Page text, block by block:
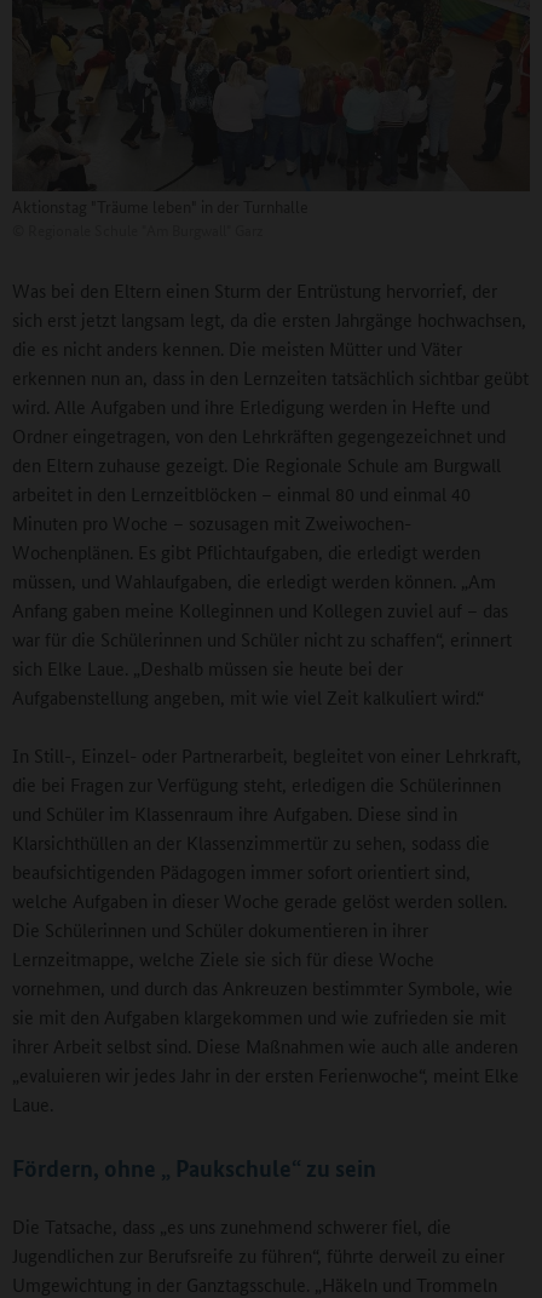
Was bei den Eltern einen Sturm der Entrüstung hervorrief, der
sich erst jetzt langsam legt, da die ersten Jahrgänge hochwachsen,
die es nicht anders kennen. Die meisten Mütter und Väter
erkennen nun an, dass in den Lernzeiten tatsächlich sichtbar geübt
wird. Alle Aufgaben und ihre Erledigung werden in Hefte und
Ordner eingetragen, von den Lehrkräften gegengezeichnet und
den Eltern zuhause gezeigt. Die Regionale Schule am Burgwall
arbeitet in den Lernzeitblöcken – einmal 80 und einmal 40
Minuten pro Woche – sozusagen mit Zweiwochen-
Wochenplänen. Es gibt Pflichtaufgaben, die erledigt werden
müssen, und Wahlaufgaben, die erledigt werden können. „Am
Anfang gaben meine Kolleginnen und Kollegen zuviel auf – das
war für die Schülerinnen und Schüler nicht zu schaffen“, erinnert
sich Elke Laue. „Deshalb müssen sie heute bei der
Aufgabenstellung angeben, mit wie viel Zeit kalkuliert wird.“
In Still-, Einzel- oder Partnerarbeit, begleitet von einer Lehrkraft,
die bei Fragen zur Verfügung steht, erledigen die Schülerinnen
und Schüler im Klassenraum ihre Aufgaben. Diese sind in
Klarsichthüllen an der Klassenzimmertür zu sehen, sodass die
beaufsichtigenden Pädagogen immer sofort orientiert sind,
welche Aufgaben in dieser Woche gerade gelöst werden sollen.
Die Schülerinnen und Schüler dokumentieren in ihrer
Lernzeitmappe, welche Ziele sie sich für diese Woche
vornehmen, und durch das Ankreuzen bestimmter Symbole, wie
sie mit den Aufgaben klargekommen und wie zufrieden sie mit
ihrer Arbeit selbst sind. Diese Maßnahmen wie auch alle anderen
„evaluieren wir jedes Jahr in der ersten Ferienwoche“, meint Elke
Laue.
Fördern, ohne „ Paukschule“ zu sein
Die Tatsache, dass „es uns zunehmend schwerer fiel, die
Jugendlichen zur Berufsreife zu führen“, führte derweil zu einer
Umgewichtung in der Ganztagsschule. „Häkeln und Trommeln